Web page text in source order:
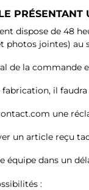
dispose de 48
jointes)
de la commande
il
une
un article reçu
équipe dans un
: